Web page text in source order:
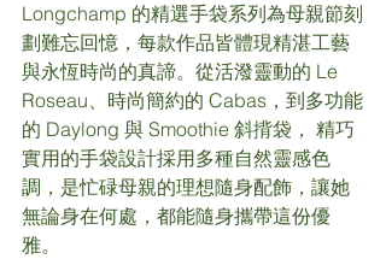
Longchamp 的精選手袋系列為母親節刻
劃難忘回憶，每款作品皆體現精湛工藝
與永恆時尚的真諦。從活潑靈動的 Le
Roseau、時尚簡約的 Cabas，到多功能
的 Daylong 與 Smoothie 斜揹袋， 精巧
實用的手袋設計採用多種自然靈感色
調，是忙碌母親的理想隨身配飾，讓她
無論身在何處，都能隨身攜帶這份優
雅。